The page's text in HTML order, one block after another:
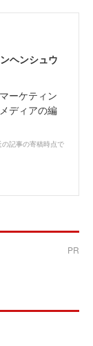
ヘンシュウ
ーケティン
ディアの編
記事の寄稿時点で
PR